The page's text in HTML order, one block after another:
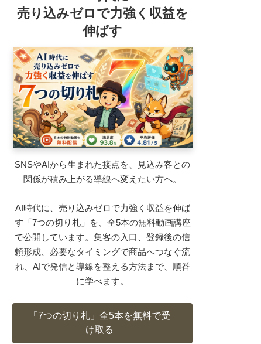
売り込みゼロで力強く収益を
伸ばす
SNSやAIから生まれた接点を、見込み客との
関係が積み上がる導線へ変えたい方へ。
AI時代に、売り込みゼロで力強く収益を伸ば
す「7つの切り札」を、全5本の無料動画講座
で公開しています。集客の入口、登録後の信
頼形成、必要なタイミングで商品へつなぐ流
れ、AIで発信と導線を整える方法まで、順番
に学べます。
「7つの切り札」全5本を無料で受
け取る